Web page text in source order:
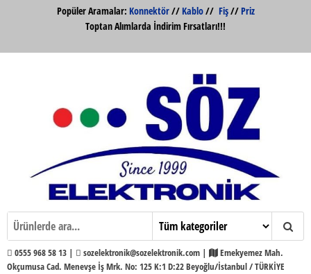
Popüler Aramalar: Konnektör//Kablo// Fiş//Priz
Toptan Alımlarda İndirim Fırsatları!!!
Söz Elektronik Konnektör ve Kabloları
Toptan ve Perakende
Söz Elektronik
0555 968 58 13 | sozelektronik@sozelektronik.com |
Emekyemez Mah.
Okçumusa Cad. Menevşe İş Mrk. No: 125 K:1 D:22 Beyoğlu/İstanbul / TÜRKİYE